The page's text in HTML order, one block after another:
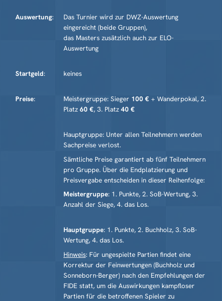
Auswertung:
Das Turnier wird zur DWZ-Auswertung
eingereicht (beide Gruppen),
das Masters zusätzlich auch zur ELO-
Auswertung
Startgeld: keines
Preise: Meistergruppe: Sieger 100 € + Wanderpokal, 2.
Platz 60 €, 3. Platz 40 €
Hauptgruppe: Unter allen Teilnehmern werden
Sachpreise verlost.
Sämtliche Preise garantiert ab fünf Teilnehmern
pro Gruppe. Über die End­platzierung und
Preisvergabe entscheiden in dieser Reihenfolge:
Meistergruppe: 1. Punkte, 2. SoB-Wertung, 3.
Anzahl der Siege, 4. das Los.
Hauptgruppe: 1. Punkte, 2. Buchholz, 3. SoB-
Wertung, 4. das Los.
Hinweis: Für ungespielte Partien findet eine
Korrektur der Fein­wertungen (Buchholz und
Sonneborn-Berger) nach den Empfehlungen der
FIDE statt, um die Auswirkungen kampfloser
Partien für die betroffenen Spieler zu